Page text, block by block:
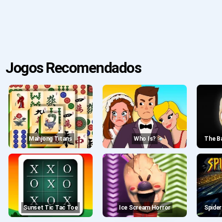
Jogos Recomendados
Mahjong Titans Who Is? The
Sunset Tic Tac Toe Ice Scream Horror